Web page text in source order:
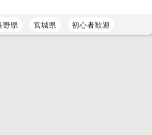
野県 宮城県 初心者歓迎